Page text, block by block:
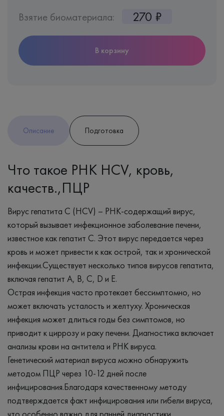
Взятие биоматериала: 270 ₽
В корзину
Описание Подготовка
Что такое РНК НСV, кровь,
качеств.,ПЦР
Вирус гепатита С (HCV) – РНК-содержащий вирус,
который вызывает инфекционное заболевание печени,
известное как гепатит С. Этот вирус передается через
кровь и может привести к как острой, так и хронической
инфекции.Существует несколько типов вирусов гепатита,
включая гепатит А, В, С, D и Е.
Острая инфекция часто протекает бессимптомно, но
может включать усталость и желтуху. Хроническая
инфекция может длиться годы без симптомов, но
приводит к циррозу и раку печени. Диагностика включает
анализы крови на антитела и РНК вируса.
Генетический материал вируса можно обнаружить
методом ПЦР через 10-12 дней после
инфицирования.Благодаря качественному методу
подтверждается факт инфицирования или гибели вируса,
что особенно важно для ранней диагностики.